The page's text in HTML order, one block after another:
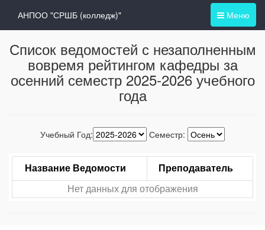
Меню
АНПОО "СРШБ (колледж)"
Список ведомостей с незаполненным
вовремя рейтингом кафедры за
осенний семестр 2025-2026 учебного
года
Учебный Год: Семестр:
Название Ведомости Преподаватель
Нет данных для отображения